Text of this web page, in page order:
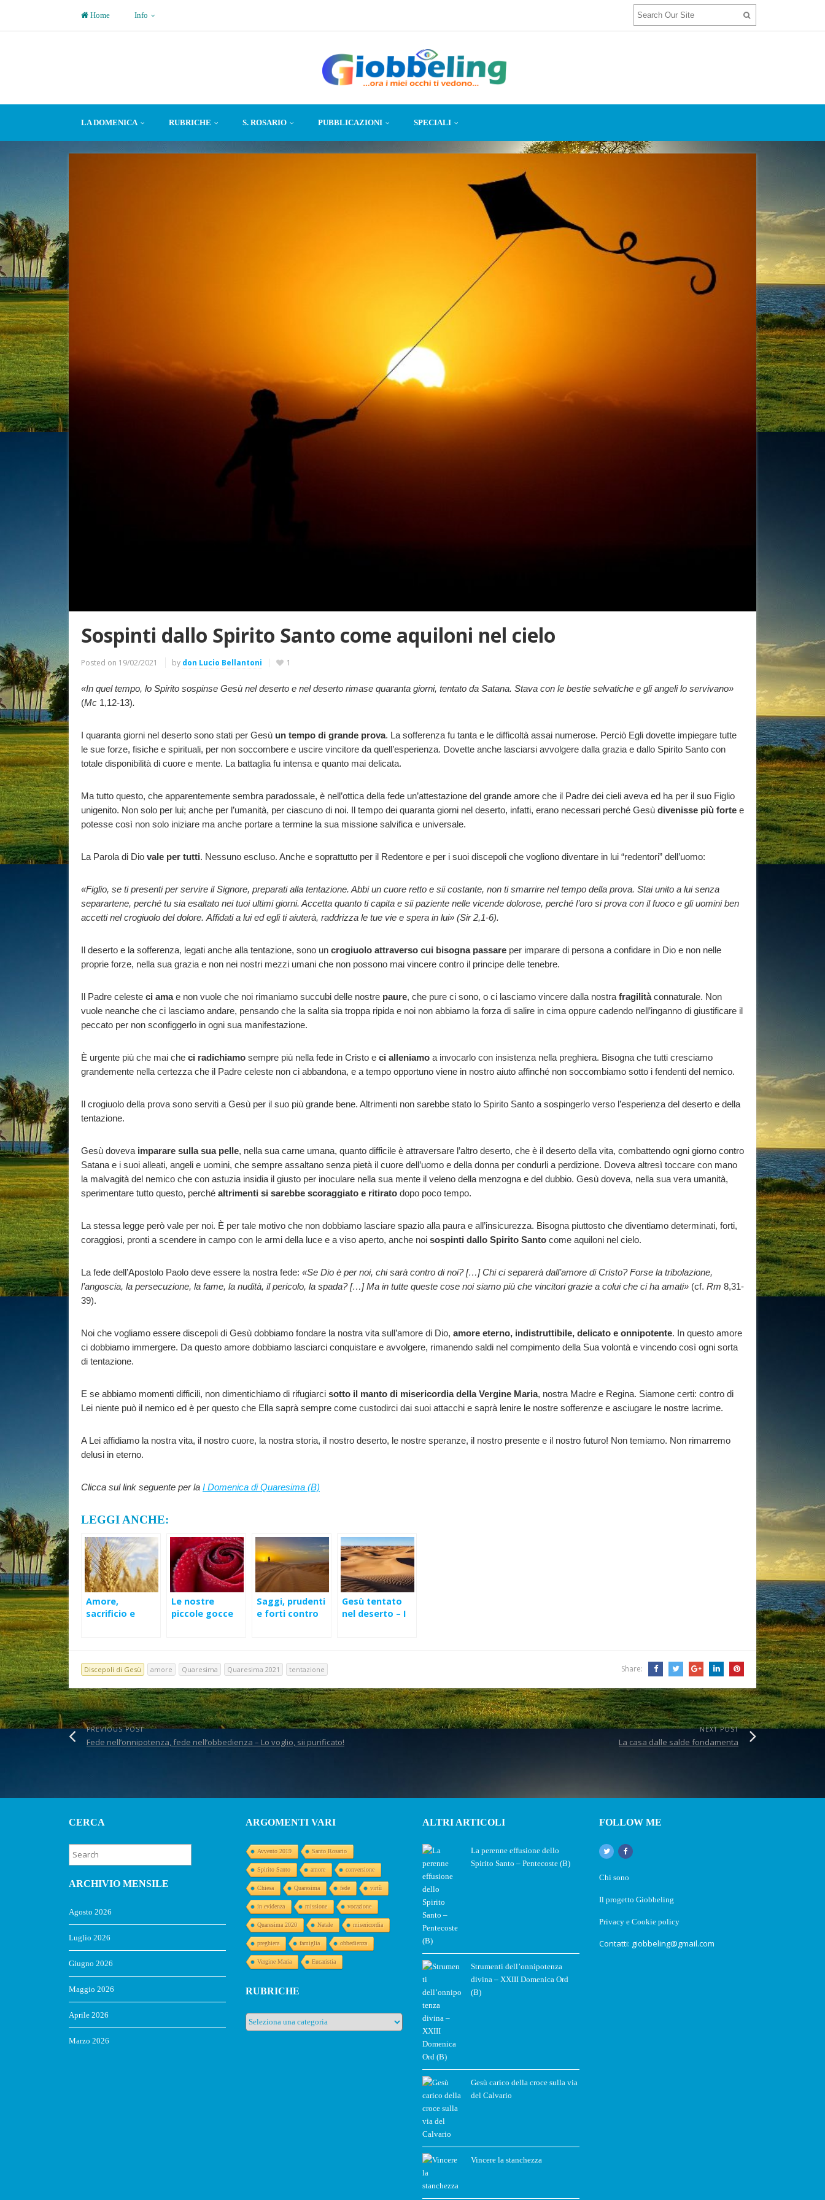
Home Info
LA DOMENICA RUBRICHE S. ROSARIO PUBBLICAZIONI SPECIALI
Sospinti dallo Spirito Santo come aquiloni nel cielo
Posted on 19/02/2021 by don Lucio Bellantoni 1
«In quel tempo, lo Spirito sospinse Gesù nel deserto e nel deserto rimase quaranta giorni, tentato da Satana. Stava con le bestie selvatiche e gli angeli lo servivano»
(Mc 1,12-13).
I quaranta giorni nel deserto sono stati per Gesù un tempo di grande prova. La sofferenza fu tanta e le difficoltà assai numerose. Perciò Egli dovette impiegare tutte
le sue forze, fisiche e spirituali, per non soccombere e uscire vincitore da quell’esperienza. Dovette anche lasciarsi avvolgere dalla grazia e dallo Spirito Santo con
totale disponibilità di cuore e mente. La battaglia fu intensa e quanto mai delicata.
Ma tutto questo, che apparentemente sembra paradossale, è nell’ottica della fede un’attestazione del grande amore che il Padre dei cieli aveva ed ha per il suo Figlio
unigenito. Non solo per lui; anche per l’umanità, per ciascuno di noi. Il tempo dei quaranta giorni nel deserto, infatti, erano necessari perché Gesù divenisse più forte e
potesse così non solo iniziare ma anche portare a termine la sua missione salvifica e universale.
La Parola di Dio vale per tutti. Nessuno escluso. Anche e soprattutto per il Redentore e per i suoi discepoli che vogliono diventare in lui “redentori” dell’uomo:
«Figlio, se ti presenti per servire il Signore, preparati alla tentazione. Abbi un cuore retto e sii costante, non ti smarrire nel tempo della prova. Stai unito a lui senza
separartene, perché tu sia esaltato nei tuoi ultimi giorni. Accetta quanto ti capita e sii paziente nelle vicende dolorose, perché l’oro si prova con il fuoco e gli uomini ben
accetti nel crogiuolo del dolore. Affidati a lui ed egli ti aiuterà, raddrizza le tue vie e spera in lui» (Sir 2,1-6).
Il deserto e la sofferenza, legati anche alla tentazione, sono un crogiuolo attraverso cui bisogna passare per imparare di persona a confidare in Dio e non nelle
proprie forze, nella sua grazia e non nei nostri mezzi umani che non possono mai vincere contro il principe delle tenebre.
Il Padre celeste ci amae non vuole che noi rimaniamo succubi delle nostre paure, che pure ci sono, o ci lasciamo vincere dalla nostra fragilitàconnaturale. Non
vuole neanche che ci lasciamo andare, pensando che la salita sia troppa ripida e noi non abbiamo la forza di salire in cima oppure cadendo nell’inganno di giustificare il
peccato per non sconfiggerlo in ogni sua manifestazione.
È urgente più che mai che ci radichiamo sempre più nella fede in Cristo e ci alleniamo a invocarlo con insistenza nella preghiera. Bisogna che tutti cresciamo
grandemente nella certezza che il Padre celeste non ci abbandona, e a tempo opportuno viene in nostro aiuto affinché non soccombiamo sotto i fendenti del nemico.
Il crogiuolo della prova sono serviti a Gesù per il suo più grande bene. Altrimenti non sarebbe stato lo Spirito Santo a sospingerlo verso l’esperienza del deserto e della
tentazione.
Gesù doveva imparare sulla sua pelle, nella sua carne umana, quanto difficile è attraversare l’altro deserto, che è il deserto della vita, combattendo ogni giorno contro
Satana e i suoi alleati, angeli e uomini, che sempre assaltano senza pietà il cuore dell’uomo e della donna per condurli a perdizione. Doveva altresì toccare con mano
la malvagità del nemico che con astuzia insidia il giusto per inoculare nella sua mente il veleno della menzogna e del dubbio. Gesù doveva, nella sua vera umanità,
sperimentare tutto questo, perché altrimenti si sarebbe scoraggiato e ritirato dopo poco tempo.
La stessa legge però vale per noi. È per tale motivo che non dobbiamo lasciare spazio alla paura e all’insicurezza. Bisogna piuttosto che diventiamo determinati, forti,
coraggiosi, pronti a scendere in campo con le armi della luce e a viso aperto, anche noi sospinti dallo Spirito Santo come aquiloni nel cielo.
La fede dell’Apostolo Paolo deve essere la nostra fede: «Se Dio è per noi, chi sarà contro di noi? […] Chi ci separerà dall’amore di Cristo? Forse la tribolazione,
l’angoscia, la persecuzione, la fame, la nudità, il pericolo, la spada? […] Ma in tutte queste cose noi siamo più che vincitori grazie a colui che ci ha amati» (cf. Rm 8,31-
39).
Noi che vogliamo essere discepoli di Gesù dobbiamo fondare la nostra vita sull’amore di Dio, amore eterno, indistruttibile, delicato e onnipotente. In questo amore
ci dobbiamo immergere. Da questo amore dobbiamo lasciarci conquistare e avvolgere, rimanendo saldi nel compimento della Sua volontà e vincendo così ogni sorta
di tentazione.
E se abbiamo momenti difficili, non dimentichiamo di rifugiarci sotto il manto di misericordia della Vergine Maria, nostra Madre e Regina. Siamone certi: contro di
Lei niente può il nemico ed è per questo che Ella saprà sempre come custodirci dai suoi attacchi e saprà lenire le nostre sofferenze e asciugare le nostre lacrime.
A Lei affidiamo la nostra vita, il nostro cuore, la nostra storia, il nostro deserto, le nostre speranze, il nostro presente e il nostro futuro! Non temiamo. Non rimarremo
delusi in eterno.
Clicca sul link seguente per la I Domenica di Quaresima (B)
LEGGI ANCHE:
Amore,
sacrificio e
Le nostre
piccole gocce
Saggi, prudenti
e forti contro
Gesù tentato
nel deserto – I
Discepoli di Gesù amore Quaresima Quaresima 2021 tentazione Share:
PREVIOUS POST
Fede nell’onnipotenza, fede nell’obbedienza – Lo voglio, sii purificato!
NEXT POST
La casa dalle salde fondamenta
CERCA
ARCHIVIO MENSILE
Agosto 2026
Luglio 2026
Giugno 2026
Maggio 2026
Aprile 2026
Marzo 2026
ARGOMENTI VARI
Avvento 2019 Santo Rosario
Spirito Santo amore conversione
Chiesa Quaresima fede virtù
in evidenza missione vocazione
Quaresima 2020 Natale misericordia
preghiera famiglia obbedienza
Vergine Maria Eucaristia
RUBRICHE
Rubriche
ALTRI ARTICOLI
La perenne effusione dello
Spirito Santo – Pentecoste (B)
Strumenti dell’onnipotenza
divina – XXIII Domenica Ord
(B)
Gesù carico della croce sulla via
del Calvario
Vincere la stanchezza
FOLLOW ME
Chi sono
Il progetto Giobbeling
Privacy e Cookie policy
Contatti: giobbeling@gmail.com